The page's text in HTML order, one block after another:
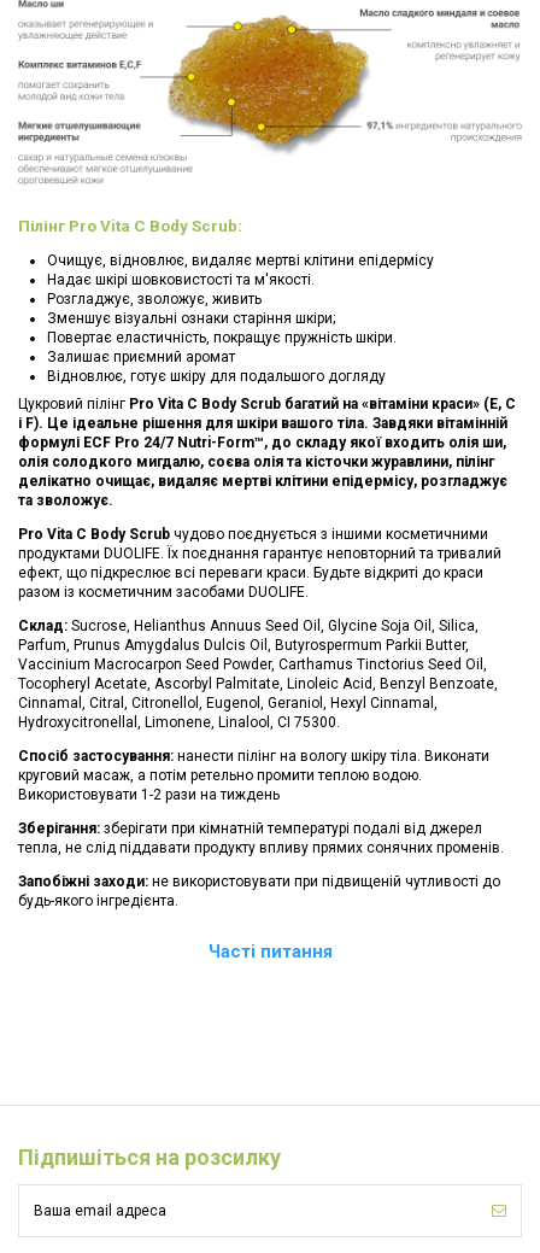
Пілінг Pro Vita C Body Scrub:
Очищує, відновлює, видаляє мертві клітини епідермісу
Надає шкірі шовковистості та м'якості.
Розгладжує, зволожує, живить
Зменшує візуальні ознаки старіння шкіри;
Повертає еластичність, покращує пружність шкіри.
Залишає приємний аромат
Відновлює, готує шкіру для подальшого догляду
Цукровий пілінг Pro Vita C Body Scrub багатий на «вітаміни краси» (E, C
і F). Це ідеальне рішення для шкіри вашого тіла. Завдяки вітамінній
формулі ECF Pro 24/7 Nutri-Form™, до складу якої входить олія ши,
олія солодкого мигдалю, соєва олія та кісточки журавлини, пілінг
делікатно очищає, видаляє мертві клітини епідермісу, розгладжує
та зволожує.
Pro Vita C Body Scrub чудово поєднується з іншими косметичними
продуктами DUOLIFE. Їх поєднання гарантує неповторний та тривалий
ефект, що підкреслює всі переваги краси. Будьте відкриті до краси
разом із косметичним засобами DUOLIFE.
Склад: Sucrose, Helianthus Annuus Seed Oil, Glycine Soja Oil, Silica,
Parfum, Prunus Amygdalus Dulcis Oil, Butyrospermum Parkii Butter,
Vaccinium Macrocarpon Seed Powder, Carthamus Tinctorius Seed Oil,
Tocopheryl Acetate, Ascorbyl Palmitate, Linoleic Acid, Benzyl Benzoate,
Cinnamal, Citral, Citronellol, Eugenol, Geraniol, Hexyl Cinnamal,
Hydroxycitronellal, Limonene, Linalool, CI 75300.
Спосіб застосування: нанести пілінг на вологу шкіру тіла. Виконати
круговий масаж, а потім ретельно промити теплою водою.
Використовувати 1-2 рази на тиждень
Зберігання: зберігати при кімнатній температурі подалі від джерел
тепла, не слід піддавати продукту впливу прямих сонячних променів.
Запобіжні заходи: не використовувати при підвищеній чутливості до
будь-якого інгредієнта.
Часті питання
Підпишіться на розсилку